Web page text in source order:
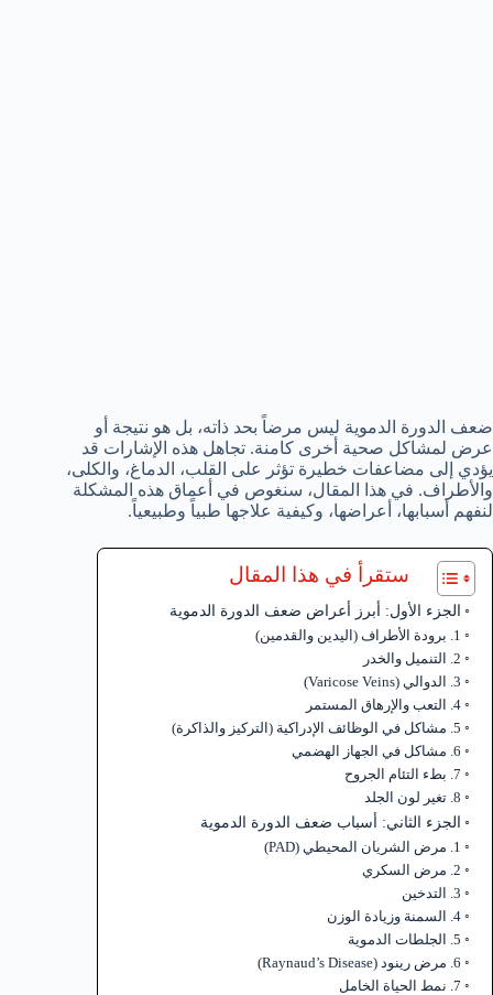
ضعف الدورة الدموية ليس مرضاً بحد ذاته، بل هو نتيجة أو
عرض لمشاكل صحية أخرى كامنة. تجاهل هذه الإشارات قد
يؤدي إلى مضاعفات خطيرة تؤثر على القلب، الدماغ، والكلى،
والأطراف. في هذا المقال، سنغوص في أعماق هذه المشكلة
لنفهم أسبابها، أعراضها، وكيفية علاجها طبياً وطبيعياً.
ستقرأ في هذا المقال
الجزء الأول: أبرز أعراض ضعف الدورة الدموية
1. برودة الأطراف (اليدين والقدمين)
2. التنميل والخدر
3. الدوالي (Varicose Veins)
4. التعب والإرهاق المستمر
5. مشاكل في الوظائف الإدراكية (التركيز والذاكرة)
6. مشاكل في الجهاز الهضمي
7. بطء التئام الجروح
8. تغير لون الجلد
الجزء الثاني: أسباب ضعف الدورة الدموية
1. مرض الشريان المحيطي (PAD)
2. مرض السكري
3. التدخين
4. السمنة وزيادة الوزن
5. الجلطات الدموية
6. مرض رينود (Raynaud’s Disease)
7. نمط الحياة الخامل